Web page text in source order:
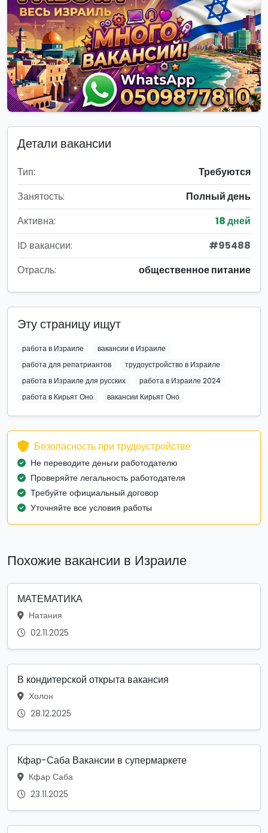
Детали вакансии
Тип:
Требуются
Занятость:
Полный день
Активна:
18 дней
ID вакансии:
#95488
Отрасль:
общественное питание
Эту страницу ищут
работа в Израиле
вакансии в Израиле
работа для репатриантов
трудоустройство в Израиле
работа в Израиле для русских
работа в Израиле 2024
работа в Кирьят Оно
вакансии Кирьят Оно
Безопасность при трудоустройстве
Не переводите деньги работодателю
Проверяйте легальность работодателя
Требуйте официальный договор
Уточняйте все условия работы
Похожие вакансии в Израиле
МАТЕМАТИКА
Натания
02.11.2025
В кондитерской открыта вакансия
Холон
28.12.2025
Кфар-Саба Вакансии в супермаркете
Кфар Саба
23.11.2025